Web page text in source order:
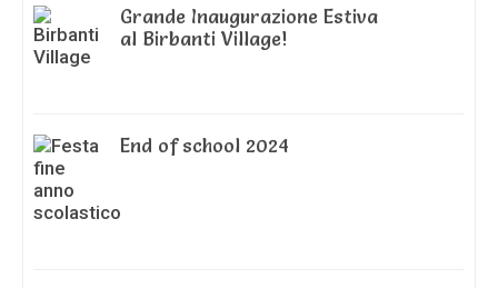
Grande Inaugurazione Estiva
al Birbanti Village!
End of school 2024